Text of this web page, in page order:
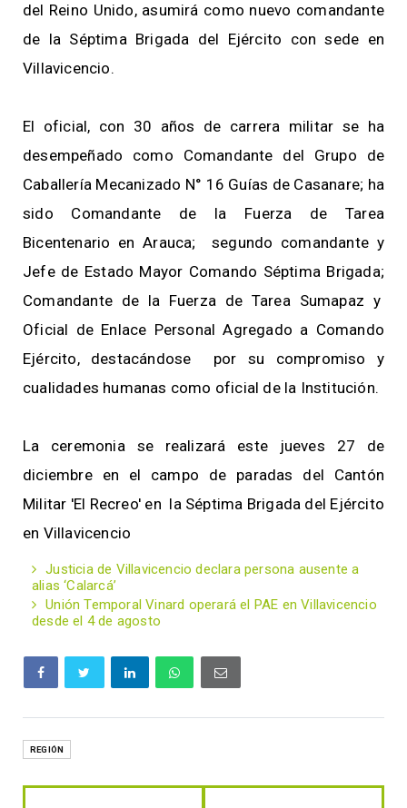
del Reino Unido, asumirá como nuevo comandante
de la Séptima Brigada del Ejército con sede en
Villavicencio.
El oficial, con 30 años de carrera militar se ha
desempeñado como Comandante del Grupo de
Caballería Mecanizado N° 16 Guías de Casanare; ha
sido Comandante de la Fuerza de Tarea
Bicentenario en Arauca; segundo comandante y
Jefe de Estado Mayor Comando Séptima Brigada;
Comandante de la Fuerza de Tarea Sumapaz y
Oficial de Enlace Personal Agregado a Comando
Ejército, destacándose por su compromiso y
cualidades humanas como oficial de la Institución.
La ceremonia se realizará este jueves 27 de
diciembre en el campo de paradas del Cantón
Militar 'El Recreo' en la Séptima Brigada del Ejército
en Villavicencio
Justicia de Villavicencio declara persona ausente a
alias ‘Calarcá’
Unión Temporal Vinard operará el PAE en Villavicencio
desde el 4 de agosto
REGIÓN